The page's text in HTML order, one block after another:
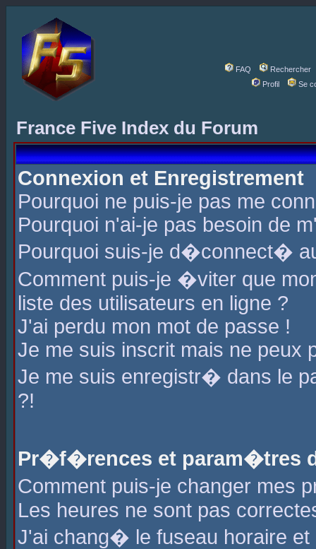
FAQ
Rechercher
Profil
Se
France Five Index du Forum
Connexion et Enregistrement
Pourquoi ne puis-je pas me
Pourquoi n'ai-je pas besoin de
Pourquoi suis-je d�connect�
Comment puis-je �viter que
liste des utilisateurs en ligne ?
J'ai perdu mon mot de passe !
Je me suis inscrit mais ne peux
Je me suis enregistr� dans le
?!
Pr�f�rences et param�tres
Comment puis-je changer mes
Les heures ne sont pas
J'ai chang� le fuseau horaire